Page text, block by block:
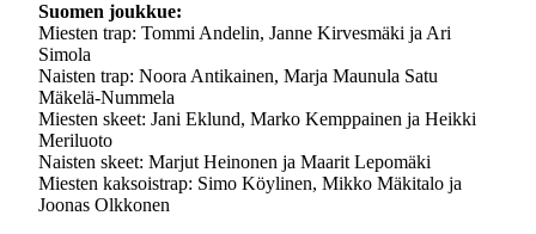
Suomen joukkue:
Miesten trap: Tommi Andelin, Janne Kirvesmäki ja Ari
Simola
Naisten trap: Noora Antikainen, Marja Maunula Satu
Mäkelä-Nummela
Miesten skeet: Jani Eklund, Marko Kemppainen ja Heikki
Meriluoto
Naisten skeet: Marjut Heinonen ja Maarit Lepomäki
Miesten kaksoistrap: Simo Köylinen, Mikko Mäkitalo ja
Joonas Olkkonen